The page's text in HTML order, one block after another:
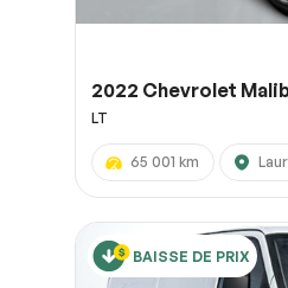
2022 Chevrolet
LT
65 001 km
BAISSE DE PRIX